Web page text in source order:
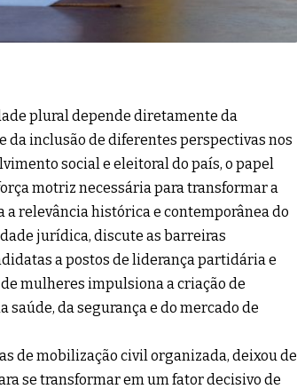
plural depende diretamente da
da inclusão de diferentes perspectivas nos
social e eleitoral do país, o papel
motriz necessária para transformar a
relevância histórica e contemporânea do
jurídica, discute as barreiras
a postos de liderança partidária e
mulheres impulsiona a criação de
da segurança e do mercado de
de mobilização civil organizada, deixou de
se transformar em um fator decisivo de